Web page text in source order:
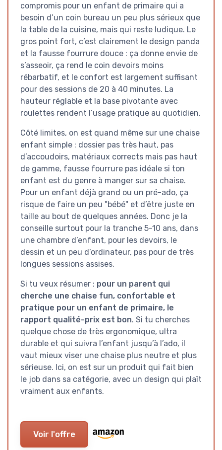
compromis pour un enfant de primaire qui a
besoin d’un coin bureau un peu plus sérieux que
la table de la cuisine, mais qui reste ludique. Le
gros point fort, c’est clairement le design panda
et la fausse fourrure douce : ça donne envie de
s’asseoir, ça rend le coin devoirs moins
rébarbatif, et le confort est largement suffisant
pour des sessions de 20 à 40 minutes. La
hauteur réglable et la base pivotante avec
roulettes rendent l’usage pratique au quotidien.
Côté limites, on est quand même sur une chaise
enfant simple : dossier pas très haut, pas
d’accoudoirs, matériaux corrects mais pas haut
de gamme, fausse fourrure pas idéale si ton
enfant est du genre à manger sur sa chaise.
Pour un enfant déjà grand ou un pré-ado, ça
risque de faire un peu "bébé" et d’être juste en
taille au bout de quelques années. Donc je la
conseille surtout pour la tranche 5-10 ans, dans
une chambre d’enfant, pour les devoirs, le
dessin et un peu d’ordinateur, pas pour de très
longues sessions assises.
Si tu veux résumer : pour un parent qui
cherche une chaise fun, confortable et
pratique pour un enfant de primaire, le
rapport qualité-prix est bon. Si tu cherches
quelque chose de très ergonomique, ultra
durable et qui suivra l’enfant jusqu’à l’ado, il
vaut mieux viser une chaise plus neutre et plus
sérieuse. Ici, on est sur un produit qui fait bien
le job dans sa catégorie, avec un design qui plaît
vraiment aux enfants.
Voir l'offre